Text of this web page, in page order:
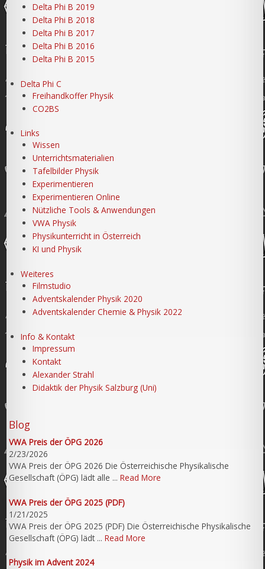
Delta Phi B 2019
Delta Phi B 2018
Delta Phi B 2017
Delta Phi B 2016
Delta Phi B 2015
Delta Phi C
Freihandkoffer Physik
CO2BS
Links
Wissen
Unterrichtsmaterialien
Tafelbilder Physik
Experimentieren
Experimentieren Online
Nützliche Tools & Anwendungen
VWA Physik
Physikunterricht in Österreich
KI und Physik
Weiteres
Filmstudio
Adventskalender Physik 2020
Adventskalender Chemie & Physik 2022
Info & Kontakt
Impressum
Kontakt
Alexander Strahl
Didaktik der Physik Salzburg (Uni)
Blog
VWA Preis der ÖPG 2026
2/23/2026
VWA Preis der ÖPG 2026 Die Österreichische Physikalische
Gesellschaft (ÖPG) lädt alle ...Read More
VWA Preis der ÖPG 2025 (PDF)
1/21/2025
VWA Preis der ÖPG 2025 (PDF) Die Österreichische Physikalische
Gesellschaft (ÖPG) lädt ...Read More
Physik im Advent 2024